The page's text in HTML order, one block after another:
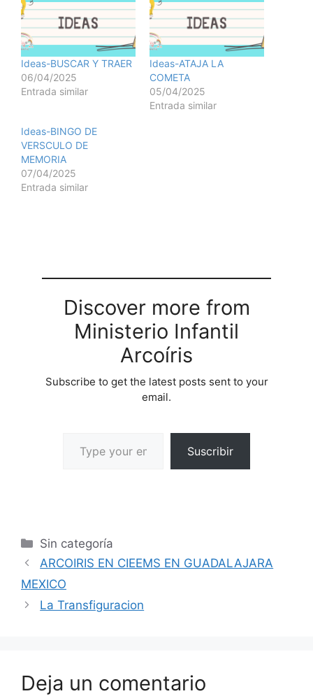
Ideas-BUSCAR Y TRAER
06/04/2025
Entrada similar
Ideas-ATAJA LA
COMETA
05/04/2025
Entrada similar
Ideas-BINGO DE
VERSCULO DE
MEMORIA
07/04/2025
Entrada similar
Discover more from
Ministerio Infantil
Arcoíris
Subscribe to get the latest posts sent to your
email.
Suscribir
Sin categoría
ARCOIRIS EN CIEEMS EN GUADALAJARA
MEXICO
La Transfiguracion
Deja un comentario